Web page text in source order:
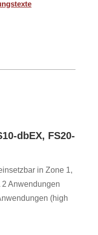
dbEX, FS20-
in Zone 1,
2 Anwendungen
(high